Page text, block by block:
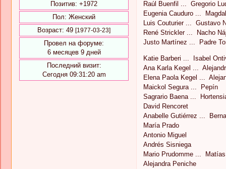
Позитив: +1972
Пол: Женский
Возраст: 49 [1977-03-23]
Провел на форуме:
6 месяцев 9 дней
Последний визит:
Сегодня 09:31:20 am
Raúl Buenfil ... Gregorio
Eugenia Cauduro ...
Luis Couturier ... Gustavo
René Strickler ... Nacho
Justo Martínez ... Padre
Katie Barberi ... Isabel
Ana Karla Kegel ...
Elena Paola Kegel ...
Maickol Segura ... Pepín
Sagrario Baena ...
David Rencoret
Anabelle Gutiérrez ...
María Prado
Antonio Miguel
Andrés Sisniega
Mario Prudomme ... Matías
Alejandra Peniche